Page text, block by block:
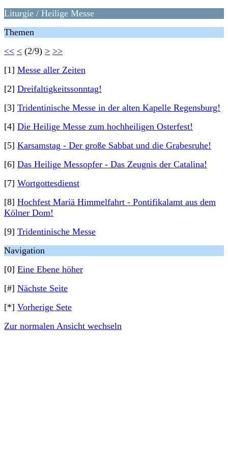
Liturgie / Heilige Messe
Themen
<< < (2/9) > >>
[1] Messe aller Zeiten
[2] Dreifaltigkeitssonntag!
[3] Tridentinische Messe in der alten Kapelle Regensburg!
[4] Die Heilige Messe zum hochheiligen Osterfest!
[5] Karsamstag - Der große Sabbat und die Grabesruhe!
[6] Das Heilige Messopfer - Das Zeugnis der Catalina!
[7] Wortgottesdienst
[8] Hochfest Mariä Himmelfahrt - Pontifikalamt aus dem
Kölner Dom!
[9] Tridentinische Messe
Navigation
[0] Eine Ebene höher
[#] Nächste Seite
[*] Vorherige Sete
Zur normalen Ansicht wechseln